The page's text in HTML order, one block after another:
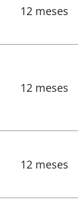
12 meses
12 meses
12 meses